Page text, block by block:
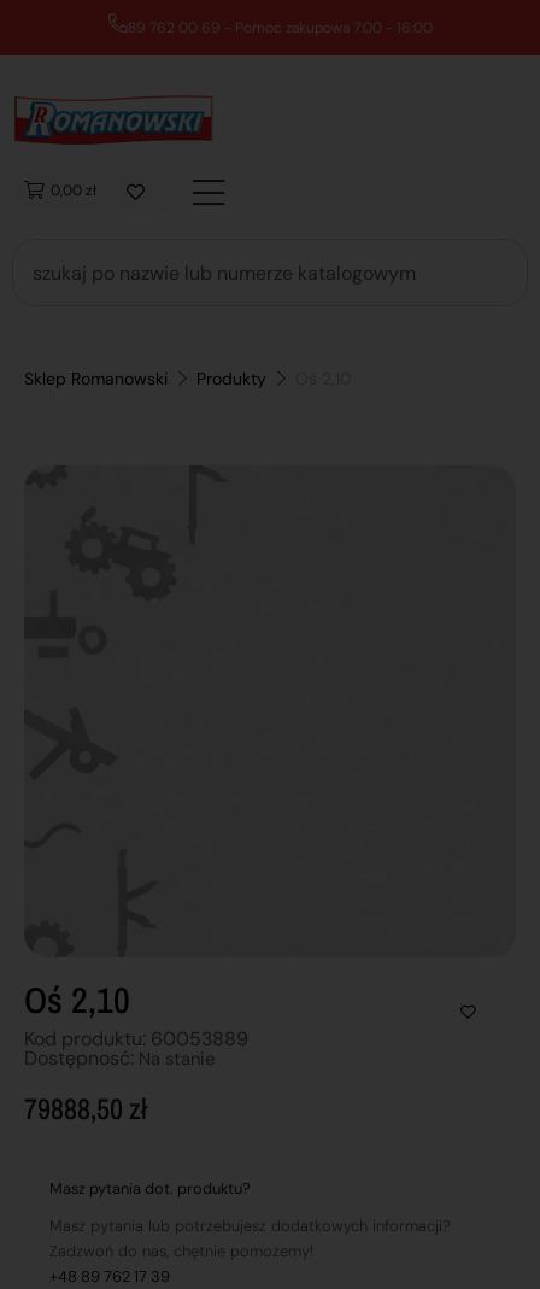
89 762 00 69 - Pomoc zakupowa 7:00 - 16:00
0,00 zł
Sklep Romanowski Produkty
Oś 2,10
Kod produktu: 60053889
Dostępnosć: Na stanie
79888,50 zł
Masz pytania dot. produktu?
Masz pytania lub potrzebujesz dodatkowych informacji?
Zadzwoń do nas, chętnie pomożemy!
+48 89 762 17 39